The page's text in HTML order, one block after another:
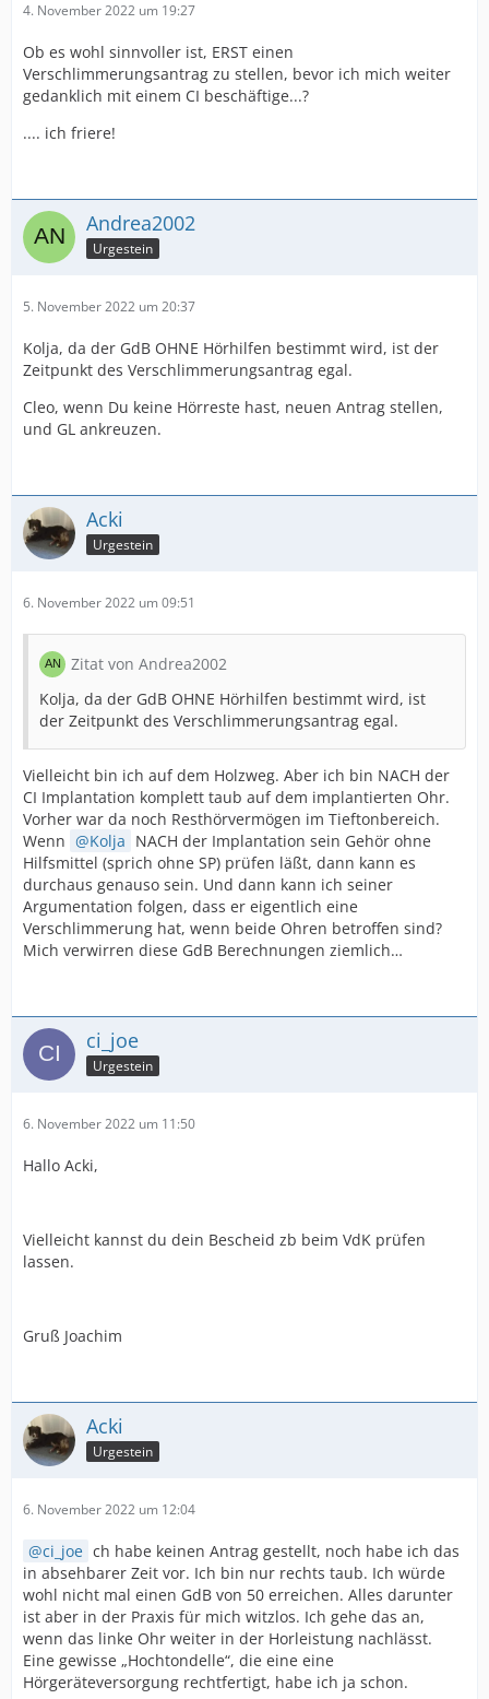
4. November 2022 um 19:27
Ob es wohl sinnvoller ist, ERST einen
Verschlimmerungsantrag zu stellen, bevor ich mich weiter
gedanklich mit einem CI beschäftige...?
.... ich friere!
Andrea2002
Urgestein
5. November 2022 um 20:37
Kolja, da der GdB OHNE Hörhilfen bestimmt wird, ist der
Zeitpunkt des Verschlimmerungsantrag egal.
Cleo, wenn Du keine Hörreste hast, neuen Antrag stellen,
und GL ankreuzen.
Acki
Urgestein
6. November 2022 um 09:51
Zitat von Andrea2002
Kolja, da der GdB OHNE Hörhilfen bestimmt wird, ist
der Zeitpunkt des Verschlimmerungsantrag egal.
Vielleicht bin ich auf dem Holzweg. Aber ich bin NACH der
CI Implantation komplett taub auf dem implantierten Ohr.
Vorher war da noch Resthörvermögen im Tieftonbereich.
Wenn
Kolja NACH der Implantation sein Gehör ohne
Hilfsmittel (sprich ohne SP) prüfen läßt, dann kann es
durchaus genauso sein. Und dann kann ich seiner
Argumentation folgen, dass er eigentlich eine
Verschlimmerung hat, wenn beide Ohren betroffen sind?
Mich verwirren diese GdB Berechnungen ziemlich…
ci_joe
Urgestein
6. November 2022 um 11:50
Hallo Acki,
Vielleicht kannst du dein Bescheid zb beim VdK prüfen
lassen.
Gruß Joachim
Acki
Urgestein
6. November 2022 um 12:04
ci_joe ch habe keinen Antrag gestellt, noch habe ich das
in absehbarer Zeit vor. Ich bin nur rechts taub. Ich würde
wohl nicht mal einen GdB von 50 erreichen. Alles darunter
ist aber in der Praxis für mich witzlos. Ich gehe das an,
wenn das linke Ohr weiter in der Horleistung nachlässt.
Eine gewisse „Hochtondelle“, die eine eine
Hörgeräteversorgung rechtfertigt, habe ich ja schon.